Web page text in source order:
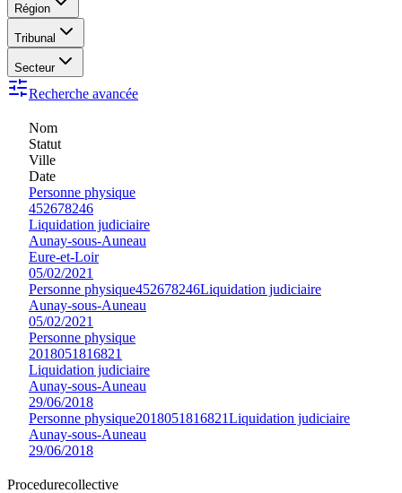
Région
Tribunal
Secteur
Recherche avancée
Nom
Statut
Ville
Date
Personne physique
452678246
Liquidation judiciaire
Aunay-sous-Auneau
Eure-et-Loir
05/02/2021
Personne physique452678246Liquidation judiciaire
Aunay-sous-Auneau
05/02/2021
Personne physique
2018051816821
Liquidation judiciaire
Aunay-sous-Auneau
29/06/2018
Personne physique2018051816821Liquidation judiciaire
Aunay-sous-Auneau
29/06/2018
Procedurecollective